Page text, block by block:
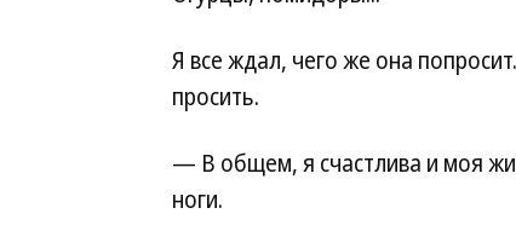
Я все ждал, чего же она
просить.
— В общем, я счастлива и моя
ноги.